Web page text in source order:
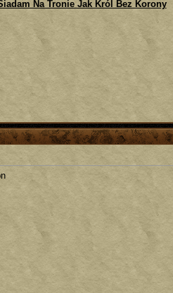
Na Tronie Jak Król Bez Korony